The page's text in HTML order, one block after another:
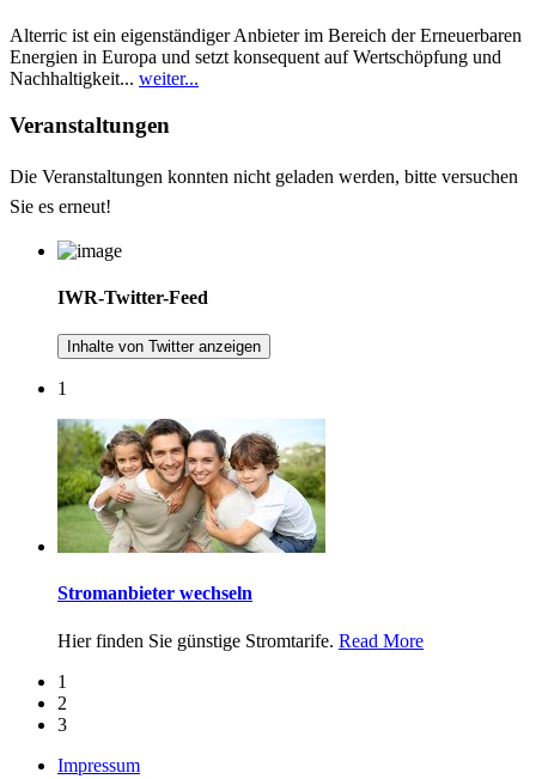
Alterric ist ein eigenständiger Anbieter im Bereich der Erneuerbaren
Energien in Europa und setzt konsequent auf Wertschöpfung und
Nachhaltigkeit... weiter...
Veranstaltungen
Die Veranstaltungen konnten nicht geladen werden, bitte versuchen
Sie es erneut!
IWR-Twitter-Feed
Inhalte von Twitter anzeigen
1
Stromanbieter wechseln
Hier finden Sie günstige Stromtarife. Read More
1
2
3
Impressum